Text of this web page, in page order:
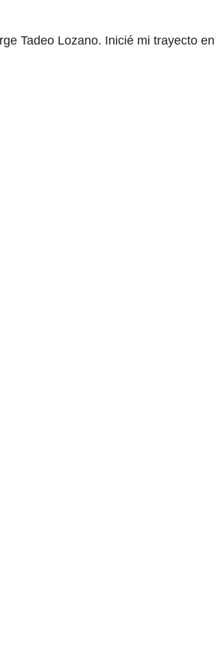
Tadeo Lozano. Inicié mi trayecto en